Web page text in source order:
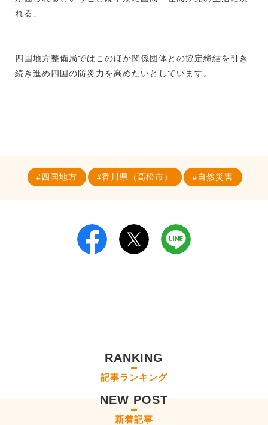
れる」
四国地方整備局ではこのほか関係団体との協定締結を引き
続き進め四国の防災力を高めたいとしています。
四国地方 香川県（高松市） 自然災害
RANKING
記事ランキング
NEW POST
新着記事